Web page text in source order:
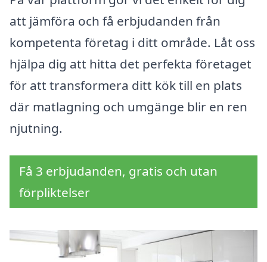
att jämföra och få erbjudanden från
kompetenta företag i ditt område. Låt oss
hjälpa dig att hitta det perfekta företaget
för att transformera ditt kök till en plats
där matlagning och umgänge blir en ren
njutning.
Få 3 erbjudanden, gratis och utan
förpliktelser